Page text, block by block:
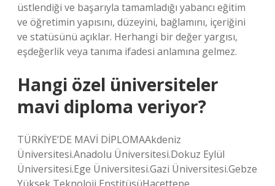
üstlendiği ve başarıyla tamamladığı yabancı eğitim
ve öğretimin yapısını, düzeyini, bağlamını, içeriğini
ve statüsünü açıklar. Herhangi bir değer yargısı,
eşdeğerlik veya tanıma ifadesi anlamına gelmez.
Hangi özel üniversiteler
mavi diploma veriyor?
TÜRKİYE’DE MAVİ DİPLOMAAkdeniz
Üniversitesi.Anadolu Üniversitesi.Dokuz Eylül
Üniversitesi.Ege Üniversitesi.Gazi Üniversitesi.Gebze